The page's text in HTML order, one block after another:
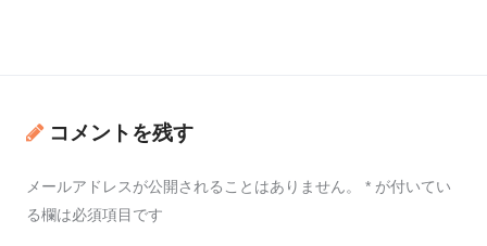
コメントを残す
メールアドレスが公開されることはありません。 * が付いてい
る欄は必須項目です